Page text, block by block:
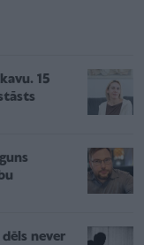
15
never